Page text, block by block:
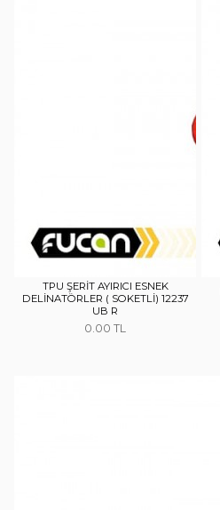
TPU ŞERİT AYIRICI ESNEK
DELİNATÖRLER ( SOKETLİ) 12237
UB R
0.00